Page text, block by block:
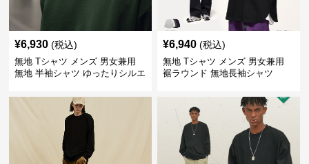
¥6,930 (税込)
無地 Tシャツ メンズ 男女兼用
無地 半袖シャツ ゆったりシルエ
¥6,940 (税込)
無地 Tシャツ メンズ 男女兼用
裾ラウンド 無地長袖シャツ